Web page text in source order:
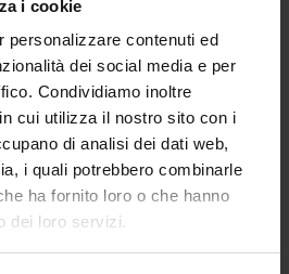
i cookie
personalizzare contenuti ed
dei social media e per
Condividiamo inoltre
cui utilizza il nostro sito con i
di analisi dei dati web,
i quali potrebbero combinarle
ha fornito loro o che hanno
dei loro servizi.